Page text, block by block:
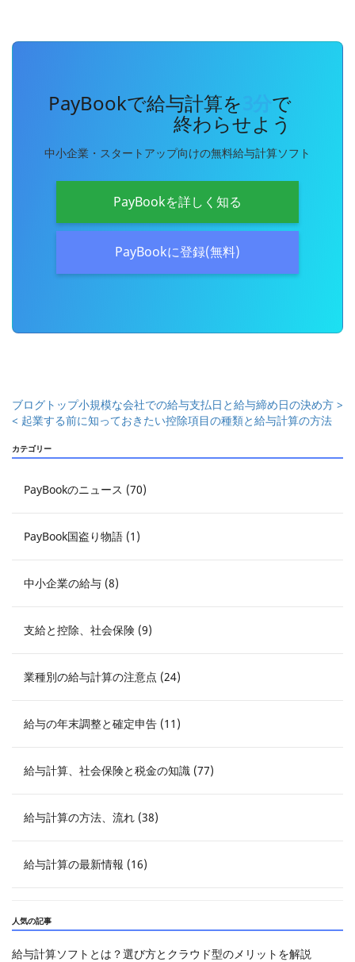
PayBookで給与計算を で
終わらせよう
中小企業・スタートアップ向けの無料給与計算ソフト
PayBookを詳しく知る
PayBookに登録(無料)
小規模な会社での給与支払日と給与締め日の決め方 >
ブログトップ
< 起業する前に知っておきたい控除項目の種類と給与計算の方法
カテゴリー
PayBookのニュース (70)
PayBook国盗り物語 (1)
中小企業の給与 (8)
支給と控除、社会保険 (9)
業種別の給与計算の注意点 (24)
給与の年末調整と確定申告 (11)
給与計算、社会保険と税金の知識 (77)
給与計算の方法、流れ (38)
給与計算の最新情報 (16)
人気の記事
給与計算ソフトとは？選び方とクラウド型のメリットを解説